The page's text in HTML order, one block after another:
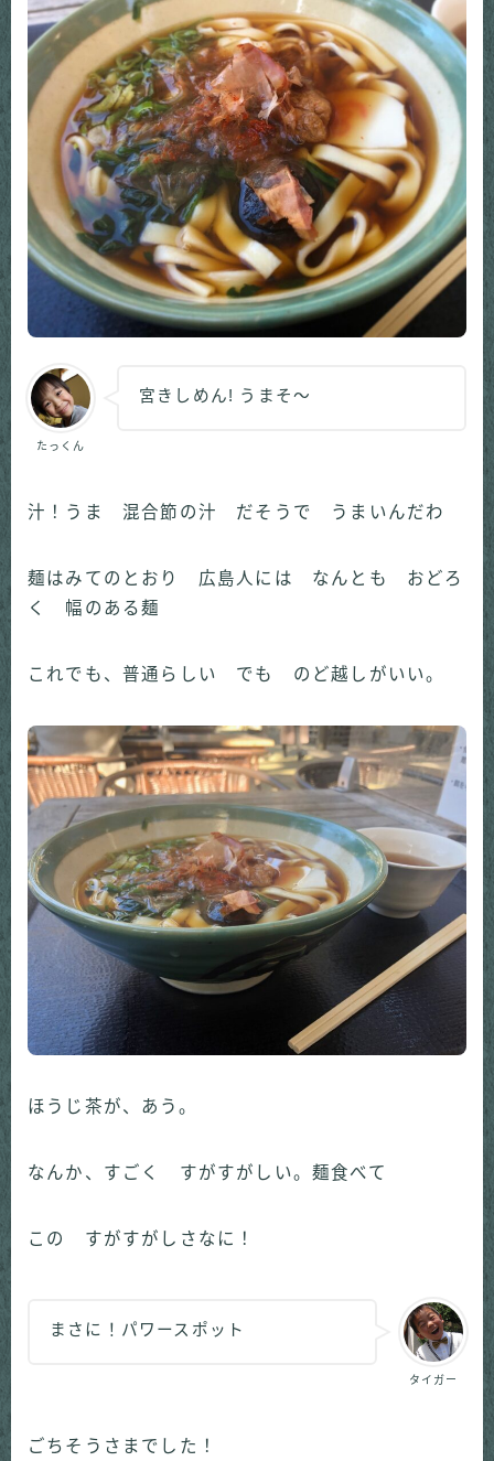
たっくん
宮きしめん! うまそ～
汁！うま 混合節の汁 だそうで うまいんだわ
麺はみてのとおり 広島人には なんとも おどろ
く 幅のある麺
これでも、普通らしい でも のど越しがいい。
ほうじ茶が、あう。
なんか、すごく すがすがしい。麺食べて
この すがすがしさなに！
タイガー
まさに！パワースポット
ごちそうさまでした！